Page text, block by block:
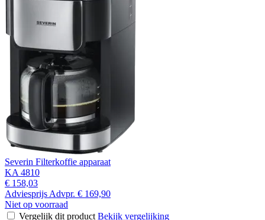
Severin Filterkoffie apparaat
KA 4810
€ 158,03
Adviesprijs Advpr. € 169,90
Niet op voorraad
Vergelijk dit product Bekijk vergelijking